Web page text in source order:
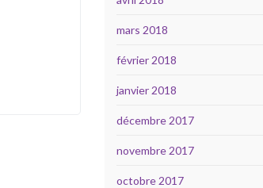
mars 2018
février 2018
janvier 2018
décembre 2017
novembre 2017
octobre 2017